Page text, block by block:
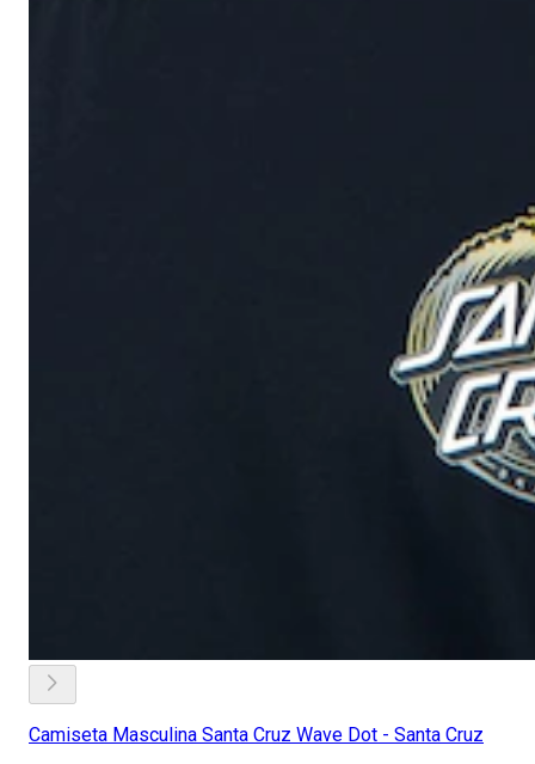
Camiseta Masculina Santa Cruz Wave Dot - Santa Cruz